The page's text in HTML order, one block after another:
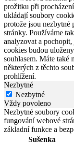
prožitku při
ukládají soubory
protože jsou
stránky. Používáme
analyzovat a
cookies budou
souhlasem. Máte také
některých z těchto
prohlížení.
Nezbytné
Nezbytné
Vždy povoleno
Nezbytné soubory
fungování webové
základní funkce a
Sušenka